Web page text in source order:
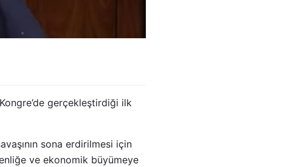
gerçekleştirdiği ilk
sona erdirilmesi için
ve ekonomik büyümeye